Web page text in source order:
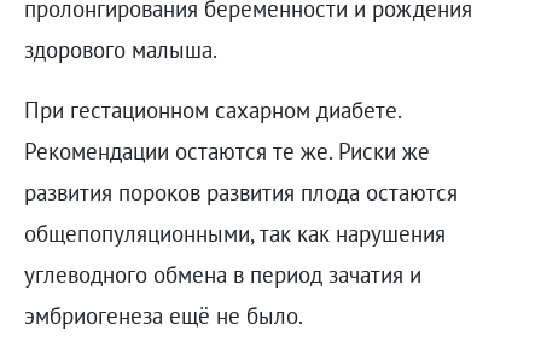
пролонгирования беременности и рождения
здорового малыша.
При гестационном сахарном диабете.
Рекомендации остаются те же. Риски же
развития пороков развития плода остаются
общепопуляционными, так как нарушения
углеводного обмена в период зачатия и
эмбриогенеза ещё не было.